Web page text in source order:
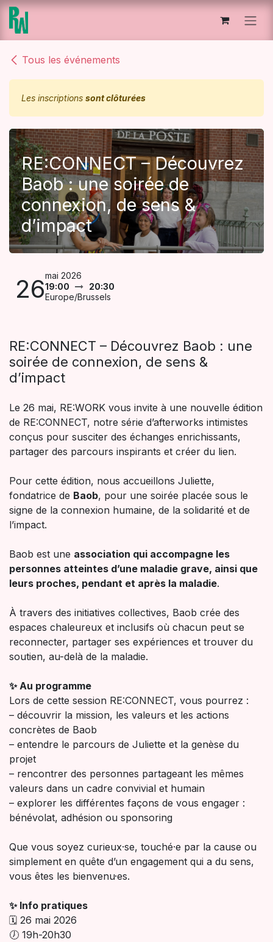
Se rendre au contenu
Tous les événements
Les inscriptions sont clôturées
RE:CONNECT – Découvrez
Baob : une soirée de
connexion, de sens &
d’impact
26mai 2026
19:00
20:30
Europe/Brussels
RE:CONNECT – Découvrez Baob : une
soirée de connexion, de sens &
d’impact
Le 26 mai, RE:WORK vous invite à une nouvelle édition
de RE:CONNECT, notre série d’afterworks intimistes
conçus pour susciter des échanges enrichissants,
partager des parcours inspirants et créer du lien.
Pour cette édition, nous accueillons Juliette,
fondatrice de Baob, pour une soirée placée sous le
signe de la connexion humaine, de la solidarité et de
l’impact.
Baob est une association qui accompagne les
personnes atteintes d’une maladie grave, ainsi que
leurs proches, pendant et après la maladie.
À travers des initiatives collectives, Baob crée des
espaces chaleureux et inclusifs où chacun peut se
reconnecter, partager ses expériences et trouver du
soutien, au-delà de la maladie.​
✨ Au programme
Lors de cette session RE:CONNECT, vous pourrez :
– découvrir la mission, les valeurs et les actions
concrètes de Baob
– entendre le parcours de Juliette et la genèse du
projet
– rencontrer des personnes partageant les mêmes
valeurs dans un cadre convivial et humain
– explorer les différentes façons de vous engager :
bénévolat, adhésion ou sponsoring
Que vous soyez curieux·se, touché·e par la cause ou
simplement en quête d’un engagement qui a du sens,
vous êtes les bienvenu·es.
✨ Info pratiques
🗓 26 mai 2026
🕖 19h-20h30